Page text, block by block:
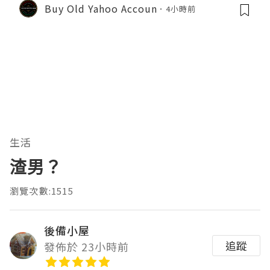
Buy Old Yahoo Accoun 4小時前
生活
渣男？
瀏覽次數:1515
後備小屋
發佈於 23小時前
追蹤